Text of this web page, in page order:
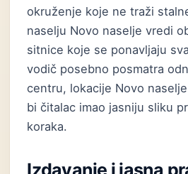
okruženje koje ne traži
naselju Novo naselje vredi
sitnice koje se ponavljaju
vodič posebno posmatra
centru, lokacije Novo
bi čitalac imao jasniju sliku
koraka.
Izdavanje i jasna